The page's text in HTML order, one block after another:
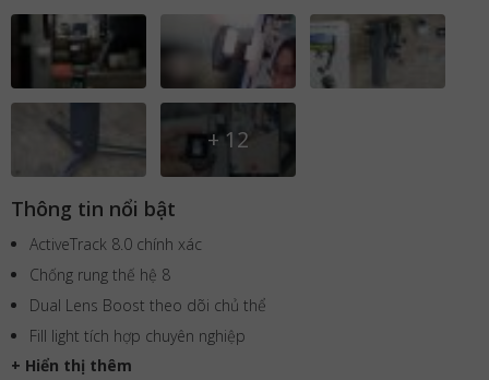
+12
Thông tin nổi bật
ActiveTrack 8.0 chính xác
Chống rung thế hệ 8
Dual Lens Boost theo dõi chủ thể
Fill light tích hợp chuyên nghiệp
+ Hiển thị thêm